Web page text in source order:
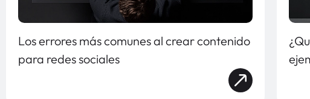
Los errores más comunes al crear contenido
para redes sociales